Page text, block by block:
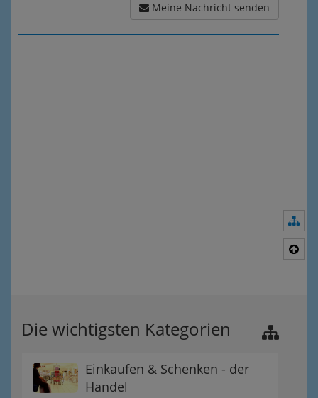
Meine Nachricht senden
Die wichtigsten Kategorien
Einkaufen & Schenken - der
Handel